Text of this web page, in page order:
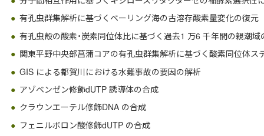
有孔虫群集解析に基づくベーリング海の古溶存酸素量変化の復元
有孔虫殻の酸素・炭素同位体比に基づく過去1 万6 千年間の親潮域
関東平野中央部菖蒲コアの有孔虫群集解析に基づく酸素同位体
GIS による都賀川における水難事故の要因の解析
アゾベンゼン修飾dUTP 誘導体の合成
クラウンエーテル修飾DNA の合成
フェニルボロン酸修飾dUTP の合成